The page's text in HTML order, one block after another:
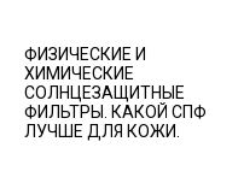
ФИЗИЧЕСКИЕ И
ХИМИЧЕСКИЕ
СОЛНЦЕЗАЩИТНЫЕ
ФИЛЬТРЫ. КАКОЙ СПФ
ЛУЧШЕ ДЛЯ КОЖИ.